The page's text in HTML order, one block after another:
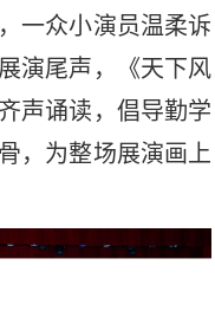
一众小演员温柔诉
演尾声，《天下风
声诵读，倡导勤学
，为整场展演画上